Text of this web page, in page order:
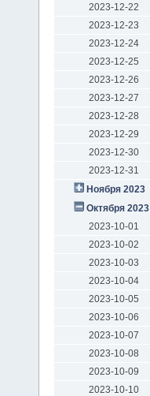
2023-12-22
2023-12-23
2023-12-24
2023-12-25
2023-12-26
2023-12-27
2023-12-28
2023-12-29
2023-12-30
2023-12-31
Ноября 2023
Октября 2023
2023-10-01
2023-10-02
2023-10-03
2023-10-04
2023-10-05
2023-10-06
2023-10-07
2023-10-08
2023-10-09
2023-10-10